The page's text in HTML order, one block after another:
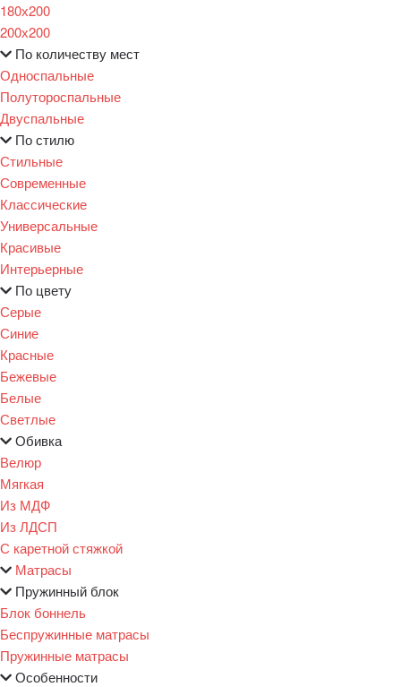
180х200
200х200
По количеству мест
Односпальные
Полутороспальные
Двуспальные
По стилю
Стильные
Современные
Классические
Универсальные
Красивые
Интерьерные
По цвету
Серые
Синие
Красные
Бежевые
Белые
Светлые
Обивка
Велюр
Мягкая
Из МДФ
Из ЛДСП
С каретной стяжкой
Матрасы
Пружинный блок
Блок боннель
Беспружинные матрасы
Пружинные матрасы
Особенности